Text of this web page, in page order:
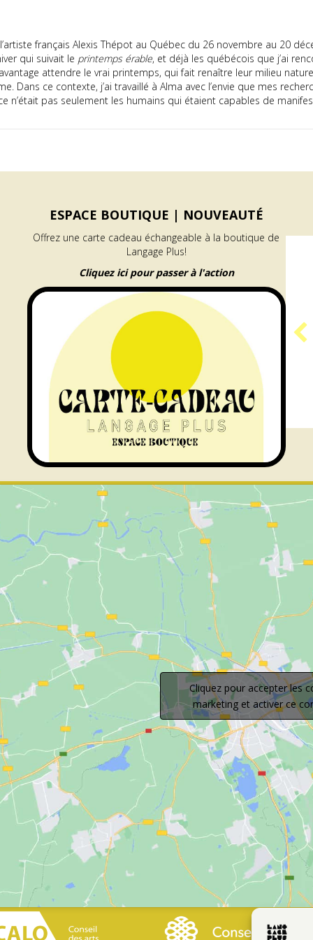
français Alexis Thépot au Québec du 26 novembre au 20
qui suivait le printemps érable, et déjà les québécois que j’ai
attendre le vrai printemps, qui fait renaître leur milieu
Dans ce contexte, j’ai travaillé à Alma avec l’envie que mes
n’était pas seulement les humains qui étaient capables de
ESPACE BOUTIQUE | NOUVEAUTÉ
Offrez une carte cadeau échangeable à la boutique de
Langage Plus!
Cliquez ici pour passer à l'action
à l’accueil des publics
PROGRAMME
GÉNÉRATEUR |
RÉSIDENCE ARAMIS
En savoir plus... about Programme GÉNÉRATEUR |
Cliquez pour accepter les
marketing et activer ce